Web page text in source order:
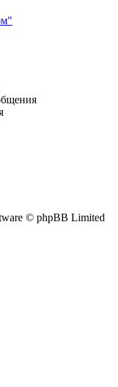
© phpBB Limited